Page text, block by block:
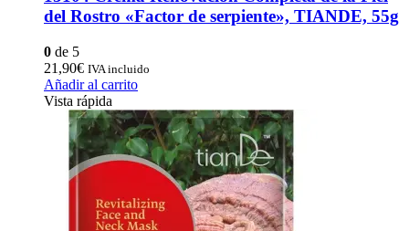
del Rostro «Factor de serpiente», TIANDE, 55g
0 de 5
21,90€ IVA incluido
Añadir al carrito
Vista rápida